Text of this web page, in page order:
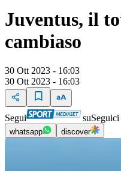
Juventus, il
cambiaso
30 Ott 2023 - 16:03
30 Ott 2023 - 16:03
Segui suSeguici
whatsapp discover